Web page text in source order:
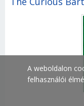
A weboldalon
felhasználói